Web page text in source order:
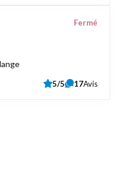
Fermé
5/5 17Avis